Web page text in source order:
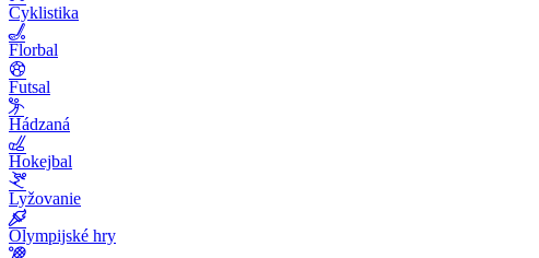
Cyklistika
Florbal
Futsal
Hádzaná
Hokejbal
Lyžovanie
Olympijské hry